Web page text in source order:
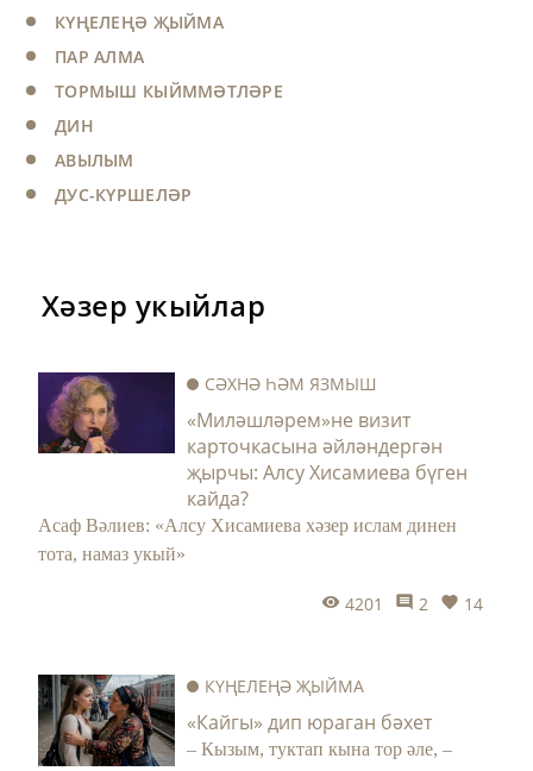
КҮҢЕЛЕҢӘ ҖЫЙМА
ПАР АЛМА
ТОРМЫШ КЫЙММӘТЛӘРЕ
ДИН
АВЫЛЫМ
ДУС-КҮРШЕЛӘР
Хәзер укыйлар
СӘХНӘ ҺӘМ ЯЗМЫШ
«Миләшләрем»не визит
карточкасына әйләндергән
җырчы: Алсу Хисамиева бүген
кайда?
Асаф Вәлиев: «Алсу Хисамиева хәзер ислам динен
тота, намаз укый»
4201 2 14
КҮҢЕЛЕҢӘ ҖЫЙМА
«Кайгы» дип юраган бәхет
– Кызым, туктап кына тор әле, –